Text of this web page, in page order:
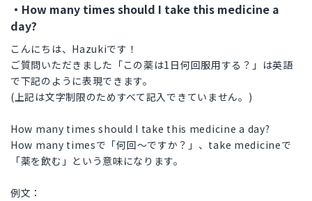
・How many times should I take this medicine a
day?
こんにちは、Hazukiです！
ご質問いただきました「この薬は1日何回服用する？」は英語
で下記のように表現できます。
(上記は文字制限のためすべて記入できていません。)
How many times should I take this medicine a day?
How many timesで「何回〜ですか？」、take medicineで
「薬を飲む」という意味になります。
例文：